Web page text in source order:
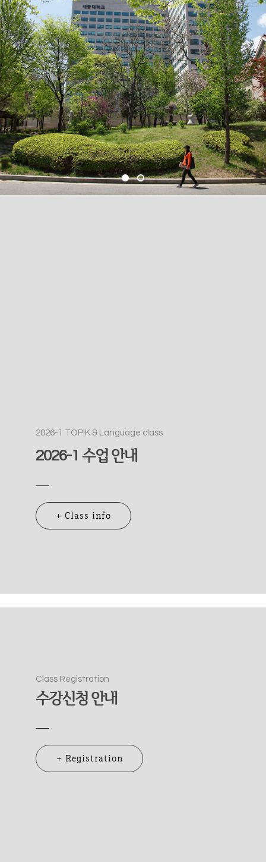
2026-1 TOPIK & Language class
2026-1 수업 안내
+ Class info
Class Registration
수강신청 안내
+ Registration